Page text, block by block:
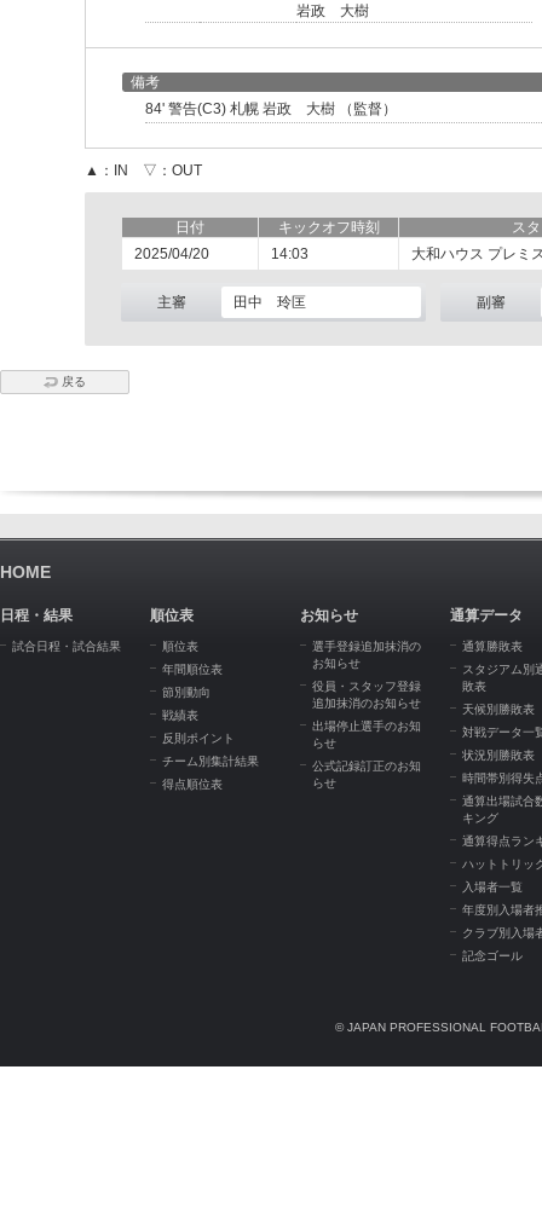
岩政 大樹
備考
84' 警告(C3) 札幌 岩政 大樹 （監督）
▲：IN ▽：OUT
日付 キックオフ時刻
ス
2025/04/20
14:03 大和ハウス プレミ
主審 田中 玲匡 副審
戻る
HOME
日程・結果
試合日程・試合結果
順位表
順位表
年間順位表
節別動向
戦績表
反則ポイント
チーム別集計結果
得点順位表
お知らせ
選手登録追加抹消の
お知らせ
役員・スタッフ登録
追加抹消のお知らせ
出場停止選手のお知
らせ
公式記録訂正のお知
らせ
通算データ
通算勝敗表
スタジアム別
敗表
天候別勝敗表
対戦データ一
状況別勝敗表
時間帯別得失
通算出場試合
キング
通算得点ラン
ハットトリッ
入場者一覧
年度別入場者
クラブ別入場
記念ゴール
© JAPAN PROFESSIONAL